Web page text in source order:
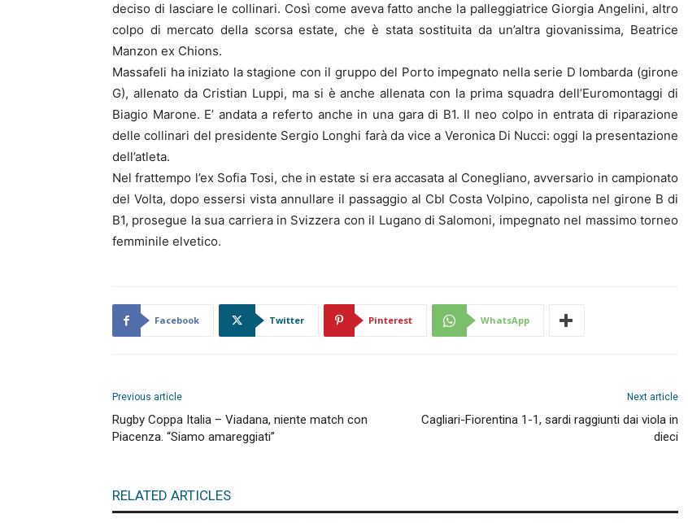
deciso di lasciare le collinari. Così come aveva fatto anche la palleggiatrice Giorgia Angelini, altro
colpo di mercato della scorsa estate, che è stata sostituita da un’altra giovanissima, Beatrice
Manzon ex Chions.
Massafeli ha iniziato la stagione con il gruppo del Porto impegnato nella serie D lombarda (girone
G), allenato da Cristian Luppi, ma si è anche allenata con la prima squadra dell’Euromontaggi di
Biagio Marone. E’ andata a referto anche in una gara di B1. Il neo colpo in entrata di riparazione
delle collinari del presidente Sergio Longhi farà da vice a Veronica Di Nucci: oggi la presentazione
dell’atleta.
Nel frattempo l’ex Sofia Tosi, che in estate si era accasata al Conegliano, avversario in campionato
del Volta, dopo essersi vista annullare il passaggio al Cbl Costa Volpino, capolista nel girone B di
B1, prosegue la sua carriera in Svizzera con il Lugano di Salomoni, impegnato nel massimo torneo
femminile elvetico.
Facebook Twitter Pinterest WhatsApp
Previous article
Rugby Coppa Italia – Viadana, niente match con
Piacenza. “Siamo amareggiati”
Next article
Cagliari-Fiorentina 1-1, sardi raggiunti dai viola in
dieci
RELATED ARTICLES